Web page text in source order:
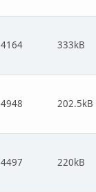
4164 333kB
4948 202.5kB
4497 220kB